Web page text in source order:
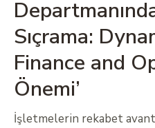
Sıçrama:
Finance and
Önemi’
İşletmelerin rekabet